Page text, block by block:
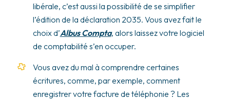
libérale, c’est aussi la possibilité de se simplifier
l’édition de la déclaration 2035. Vous avez fait le
choix d’Albus Compta, alors laissez votre logiciel
de comptabilité s’en occuper.
Vous avez du mal à comprendre certaines
écritures, comme, par exemple, comment
enregistrer votre facture de téléphonie ? Les